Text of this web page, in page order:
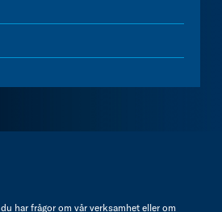
har frågor om vår verksamhet eller om